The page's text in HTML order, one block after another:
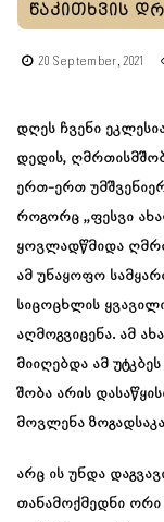
20 September, 2021
დღეს ჩვენი
დედის,
ერთ-ერთ
როგორც ,,ფესვი
ყოვლადწმიდა
ამ უნაყოფო
სიცოცხლის
აღმოგვიცენა. ამ
მიიღებდა ამ
შობა არის
მოვლენა
არც ის უნდა
თანამოქმედნი